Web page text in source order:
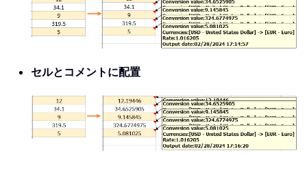
セルとコメントに配置